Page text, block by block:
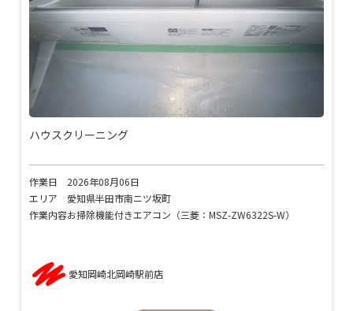
ハウスクリーニング
作業日
2026年08月06日
エリア
愛知県半田市南ニツ坂町
作業内容お掃除機能付きエアコン（三菱：MSZ-ZW6322S-W）
愛知岡崎北岡崎駅前店